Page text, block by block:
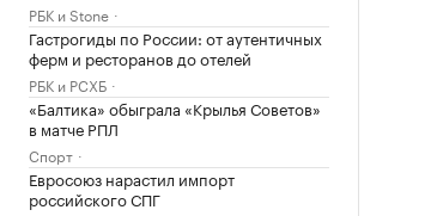
РБК и Stone
Гастрогиды по России: от аутентичных
ферм и ресторанов до отелей
РБК и РСХБ
«Балтика» обыграла «Крылья Советов»
в матче РПЛ
Спорт
Евросоюз нарастил импорт
российского СПГ